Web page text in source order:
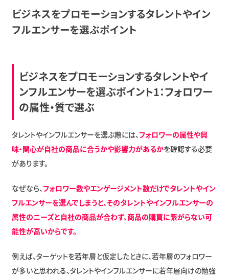
ビジネスをプロモーションするタレントやイン
フルエンサーを選ぶポイント
ビジネスをプロモーションするタレントやイ
ンフルエンサーを選ぶポイント1：フォロワー
の属性・質で選ぶ
タレントやインフルエンサーを選ぶ際には、フォロワーの属性や興
味・関心が自社の商品に合うかや影響力があるかを確認する必要
があります。
なぜなら、フォロワー数やエンゲージメント数だけでタレントやイン
フルエンサーを選んでしまうと、そのタレントやインフルエンサーの
属性のニーズと自社の商品が合わず、商品の購買に繋がらない可
能性が高いからです。
例えば、ターゲットを若年層と仮定したときに、若年層のフォロワー
が多いと思われる、タレントやインフルエンサーに若年層向けの勉強